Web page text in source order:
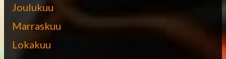
Joulukuu
Marraskuu
Lokakuu